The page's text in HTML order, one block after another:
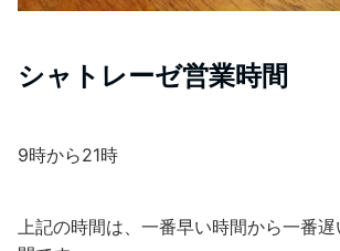
シャトレーゼ営業時間
9時から21時
上記の時間は、一番早い時間から一番